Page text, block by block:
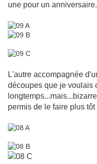
une pour un
L'autre accompagnée
découpes que je voulais
permis de le faire plus tôt